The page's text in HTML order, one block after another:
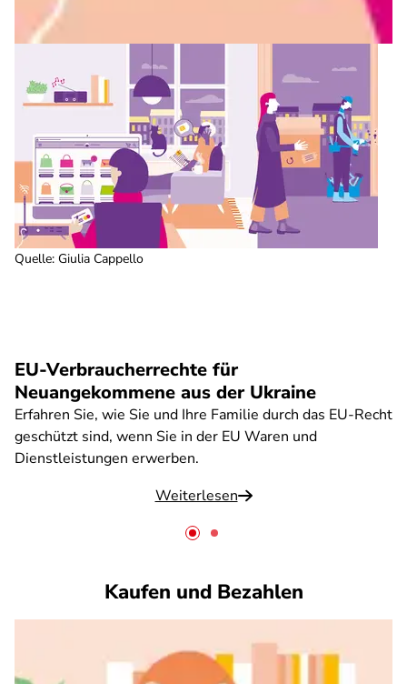
Quelle: Giulia Cappello
EU-Verbraucherrechte für
Neuangekommene aus der Ukraine
Erfahren Sie, wie Sie und Ihre Familie durch das EU-Recht
geschützt sind, wenn Sie in der EU Waren und
Dienstleistungen erwerben.
Weiterlesen
Kaufen und Bezahlen